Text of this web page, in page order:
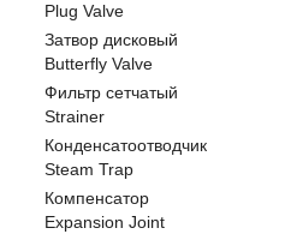
Plug Valve
Затвор дисковый
Butterfly Valve
Фильтр сетчатый
Strainer
Конденсатоотводчик
Steam Trap
Компенсатор
Expansion Joint